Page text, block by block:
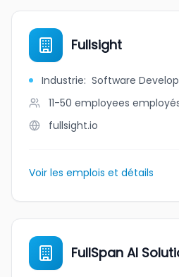
Fullsight
Industrie: Software
11-50 employees
fullsight.io
Voir les emplois et détails
FullSpan AI